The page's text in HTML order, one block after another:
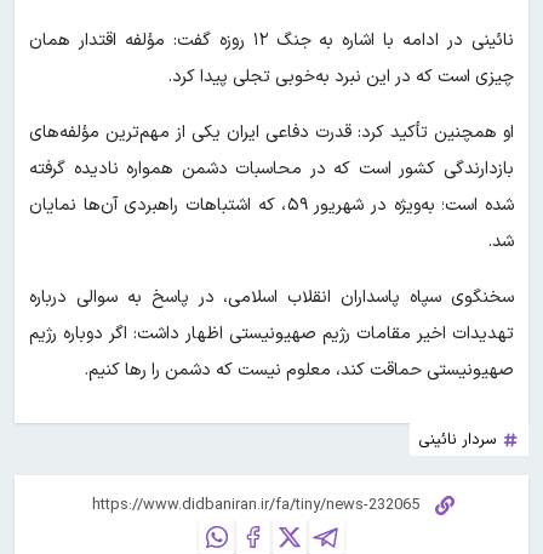
نائینی در ادامه با اشاره به جنگ ۱۲ روزه گفت: مؤلفه اقتدار همان
چیزی است که در این نبرد به‌خوبی تجلی پیدا کرد.
او همچنین تأکید کرد: قدرت دفاعی ایران یکی از مهم‌ترین مؤلفه‌های
بازدارندگی کشور است که در محاسبات دشمن همواره نادیده گرفته
شده است؛ به‌ویژه در شهریور ۵۹، که اشتباهات راهبردی آن‌ها نمایان
شد.
سخنگوی سپاه پاسداران انقلاب اسلامی، در پاسخ به سوالی درباره
تهدیدات اخیر مقامات رژیم صهیونیستی اظهار داشت: اگر دوباره رژیم
صهیونیستی حماقت کند، معلوم نیست که دشمن را رها کنیم.
سردار نائینی